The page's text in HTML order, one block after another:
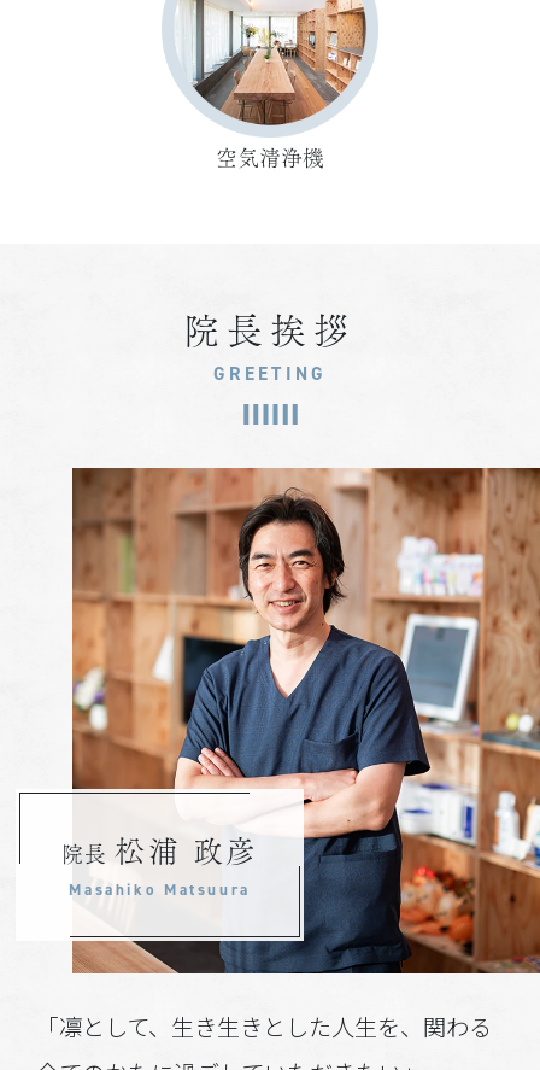
空気清浄機
院長挨拶
GREETING
院長 松浦 政彦
Masahiko Matsuura
「凛として、生き生きとした人生を、関わる